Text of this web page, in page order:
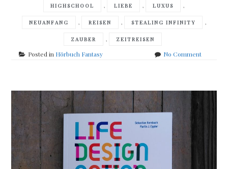
HIGHSCHOOL , LIEBE , LUXUS ,
NEUANFANG , REISEN , STEALING INFINITY ,
ZAUBER , ZEITREISEN
Posted in Hörbuch Fantasy No Commenton
Stealing